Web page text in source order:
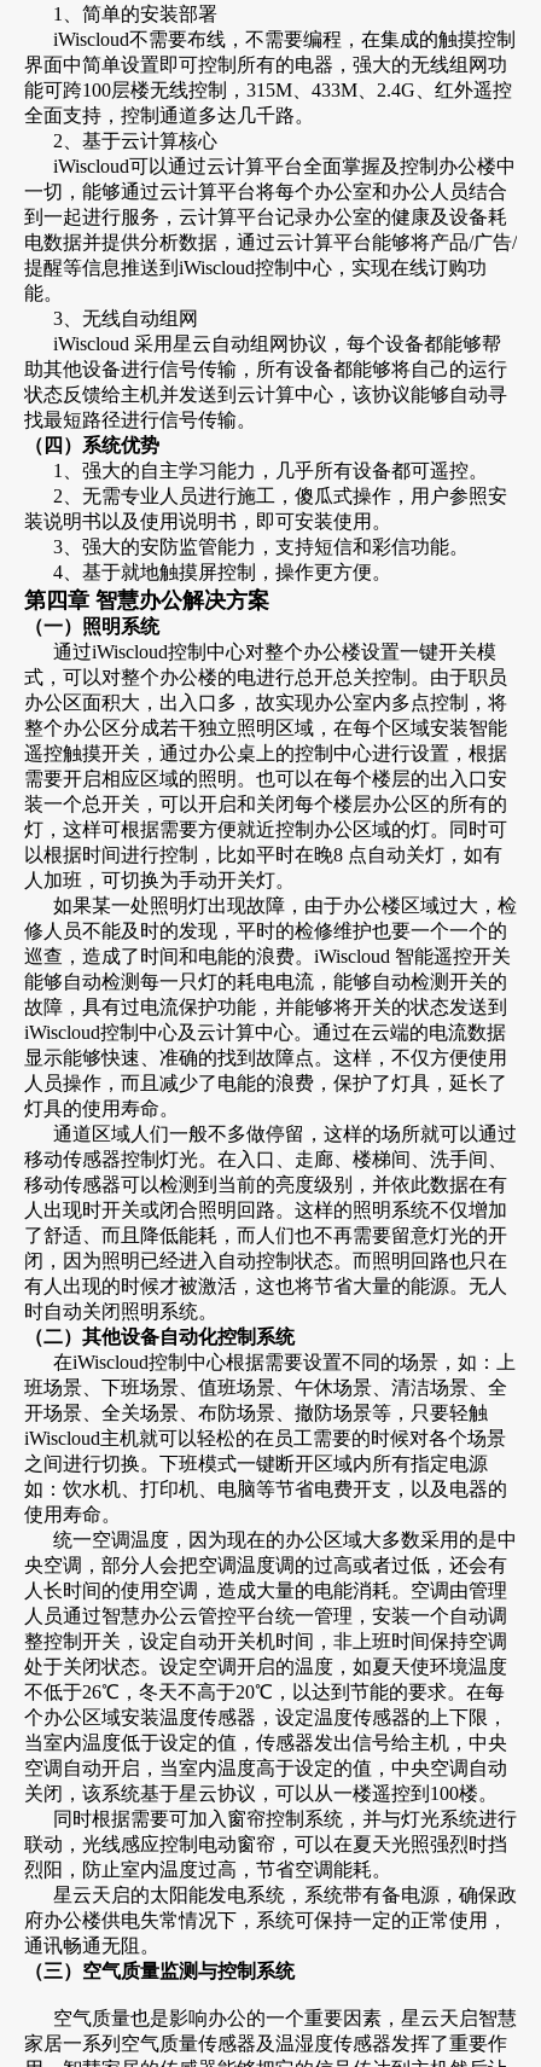
1、简单的安装部署
iWiscloud不需要布线，不需要编程，在集成的触摸控制
界面中简单设置即可控制所有的电器，强大的无线组网功
能可跨100层楼无线控制，315M、433M、2.4G、红外遥控
全面支持，控制通道多达几千路。
2、基于云计算核心
iWiscloud可以通过云计算平台全面掌握及控制办公楼中
一切，能够通过云计算平台将每个办公室和办公人员结合
到一起进行服务，云计算平台记录办公室的健康及设备耗
电数据并提供分析数据，通过云计算平台能够将产品/广告/
提醒等信息推送到iWiscloud控制中心，实现在线订购功
能。
3、无线自动组网
iWiscloud 采用星云自动组网协议，每个设备都能够帮
助其他设备进行信号传输，所有设备都能够将自己的运行
状态反馈给主机并发送到云计算中心，该协议能够自动寻
找最短路径进行信号传输。
（四）系统优势
1、强大的自主学习能力，几乎所有设备都可遥控。
2、无需专业人员进行施工，傻瓜式操作，用户参照安
装说明书以及使用说明书，即可安装使用。
3、强大的安防监管能力，支持短信和彩信功能。
4、基于就地触摸屏控制，操作更方便。
第四章 智慧办公解决方案
（一）照明系统
通过iWiscloud控制中心对整个办公楼设置一键开关模
式，可以对整个办公楼的电进行总开总关控制。由于职员
办公区面积大，出入口多，故实现办公室内多点控制，将
整个办公区分成若干独立照明区域，在每个区域安装智能
遥控触摸开关，通过办公桌上的控制中心进行设置，根据
需要开启相应区域的照明。也可以在每个楼层的出入口安
装一个总开关，可以开启和关闭每个楼层办公区的所有的
灯，这样可根据需要方便就近控制办公区域的灯。同时可
以根据时间进行控制，比如平时在晚8 点自动关灯，如有
人加班，可切换为手动开关灯。
如果某一处照明灯出现故障，由于办公楼区域过大，检
修人员不能及时的发现，平时的检修维护也要一个一个的
巡查，造成了时间和电能的浪费。iWiscloud 智能遥控开关
能够自动检测每一只灯的耗电电流，能够自动检测开关的
故障，具有过电流保护功能，并能够将开关的状态发送到
iWiscloud控制中心及云计算中心。通过在云端的电流数据
显示能够快速、准确的找到故障点。这样，不仅方便使用
人员操作，而且减少了电能的浪费，保护了灯具，延长了
灯具的使用寿命。
通道区域人们一般不多做停留，这样的场所就可以通过
移动传感器控制灯光。在入口、走廊、楼梯间、洗手间、
移动传感器可以检测到当前的亮度级别，并依此数据在有
人出现时开关或闭合照明回路。这样的照明系统不仅增加
了舒适、而且降低能耗，而人们也不再需要留意灯光的开
闭，因为照明已经进入自动控制状态。而照明回路也只在
有人出现的时候才被激活，这也将节省大量的能源。无人
时自动关闭照明系统。
（二）其他设备自动化控制系统
在iWiscloud控制中心根据需要设置不同的场景，如：上
班场景、下班场景、值班场景、午休场景、清洁场景、全
开场景、全关场景、布防场景、撤防场景等，只要轻触
iWiscloud主机就可以轻松的在员工需要的时候对各个场景
之间进行切换。下班模式一键断开区域内所有指定电源
如：饮水机、打印机、电脑等节省电费开支，以及电器的
使用寿命。
统一空调温度，因为现在的办公区域大多数采用的是中
央空调，部分人会把空调温度调的过高或者过低，还会有
人长时间的使用空调，造成大量的电能消耗。空调由管理
人员通过智慧办公云管控平台统一管理，安装一个自动调
整控制开关，设定自动开关机时间，非上班时间保持空调
处于关闭状态。设定空调开启的温度，如夏天使环境温度
不低于26℃，冬天不高于20℃，以达到节能的要求。在每
个办公区域安装温度传感器，设定温度传感器的上下限，
当室内温度低于设定的值，传感器发出信号给主机，中央
空调自动开启，当室内温度高于设定的值，中央空调自动
关闭，该系统基于星云协议，可以从一楼遥控到100楼。
同时根据需要可加入窗帘控制系统，并与灯光系统进行
联动，光线感应控制电动窗帘，可以在夏天光照强烈时挡
烈阳，防止室内温度过高，节省空调能耗。
星云天启的太阳能发电系统，系统带有备电源，确保政
府办公楼供电失常情况下，系统可保持一定的正常使用，
通讯畅通无阻。
（三）空气质量监测与控制系统
空气质量也是影响办公的一个重要因素，星云天启智慧
家居一系列空气质量传感器及温湿度传感器发挥了重要作